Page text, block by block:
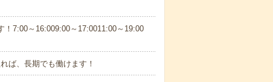
7:00～16:009:00～17:0011:00～19:00
、長期でも働けます！